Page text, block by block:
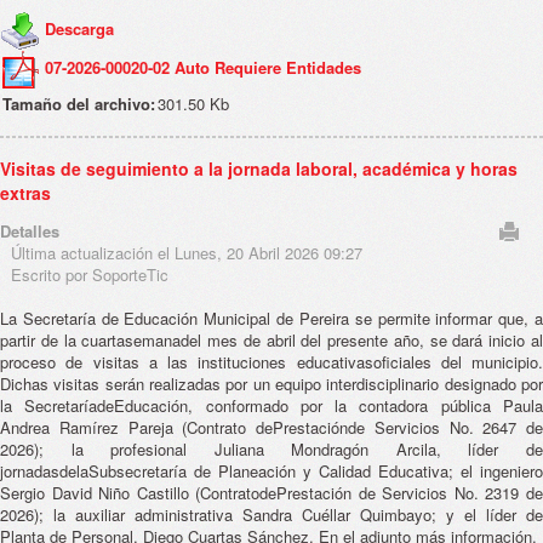
Descarga
07-2026-00020-02 Auto Requiere Entidades
Tamaño del archivo:301.50 Kb
Visitas de seguimiento a la jornada laboral, académica y horas
extras
Detalles
Última actualización el Lunes, 20 Abril 2026 09:27
Escrito por SoporteTic
La Secretaría de Educación Municipal de Pereira se permite informar que, a
partir de la cuartasemanadel mes de abril del presente año, se dará inicio al
proceso de visitas a las instituciones educativasoficiales del municipio.
Dichas visitas serán realizadas por un equipo interdisciplinario designado por
la SecretaríadeEducación, conformado por la contadora pública Paula
Andrea Ramírez Pareja (Contrato dePrestaciónde Servicios No. 2647 de
2026); la profesional Juliana Mondragón Arcila, líder de
jornadasdelaSubsecretaría de Planeación y Calidad Educativa; el ingeniero
Sergio David Niño Castillo (ContratodePrestación de Servicios No. 2319 de
2026); la auxiliar administrativa Sandra Cuéllar Quimbayo; y el líder de
Planta de Personal, Diego Cuartas Sánchez. En el adjunto más información.